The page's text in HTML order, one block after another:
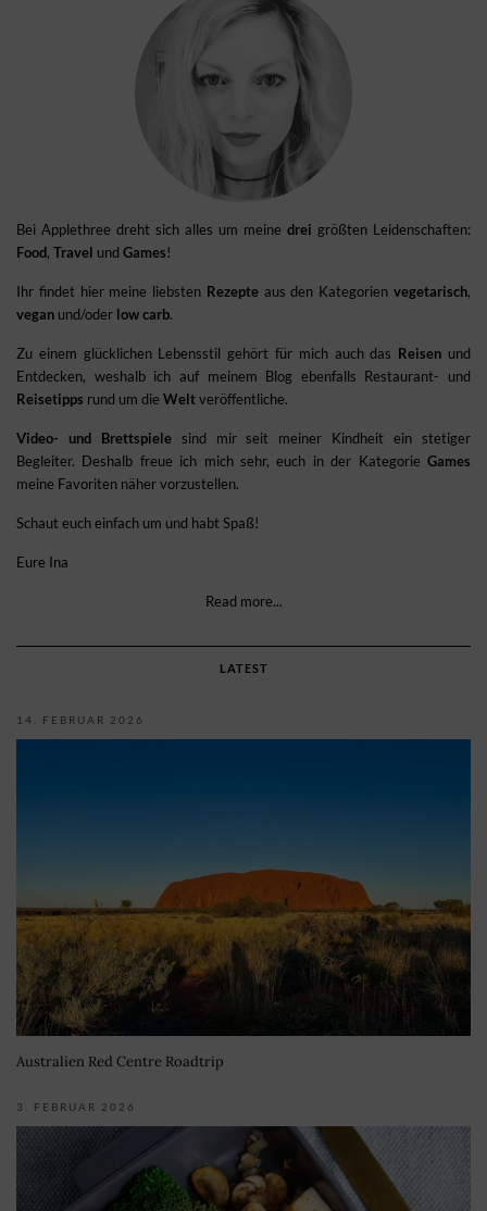
Bei Applethree dreht sich alles um meine drei größten Leidenschaften:
Food, Travel und Games!
Ihr findet hier meine liebsten Rezepteaus den Kategorienvegetarisch,
vegan und/oder low carb.
Zu einem glücklichen Lebensstil gehört für mich auch das Reisen und
Entdecken, weshalb ich auf meinem Blog ebenfalls Restaurant- und
Reisetipps rund um die Weltveröffentliche.
Video- und Brettspielesind mir seit meiner Kindheit ein stetiger
Begleiter. Deshalb freue ich mich sehr, euch in der Kategorie Games
meine Favoriten näher vorzustellen.
Schaut euch einfach um und habt Spaß!
Eure Ina
Read more...
LATEST
14. FEBRUAR 2026
Australien Red Centre Roadtrip
3. FEBRUAR 2026